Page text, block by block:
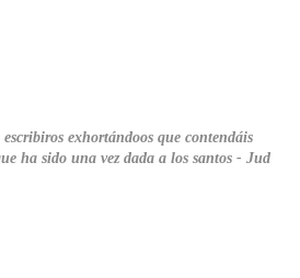
exhortándoos que contendáis
ha sido una vez dada a los santos - Jud